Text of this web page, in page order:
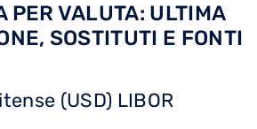
PER VALUTA: ULTIMA
SOSTITUTI E FONTI
(USD) LIBOR